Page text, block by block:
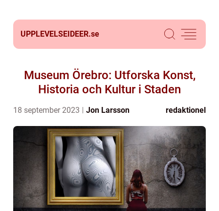
UPPLEVELSEIDEER.se
Museum Örebro: Utforska Konst,
Historia och Kultur i Staden
18 september 2023 Jon Larsson redaktionel